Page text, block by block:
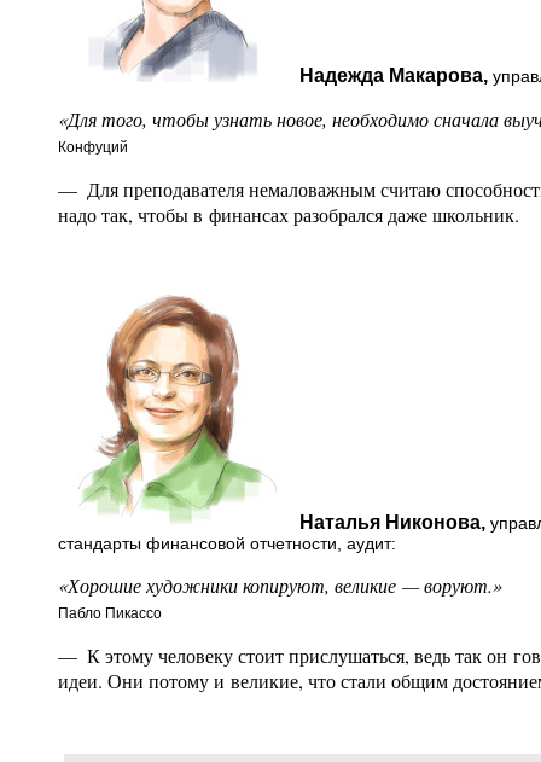
Надежда Макарова,
«Для того, чтобы узнать новое, необходимо сначала
Конфуций
— Для преподавателя немаловажным считаю
надо так, чтобы в финансах разобрался даже школьник.
Наталья Никонова,
стандарты финансовой отчетности, аудит:
«Хорошие художники копируют, великие — воруют.»
Пабло Пикассо
— К этому человеку стоит прислушаться, ведь так он
идеи. Они потому и великие, что стали общим